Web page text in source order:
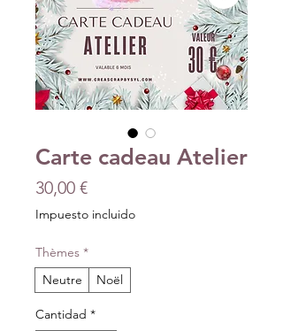
Carte cadeau Atelier
30,00 €Precio
Impuesto incluido
Thèmes *
Neutre
Noël
Cantidad *